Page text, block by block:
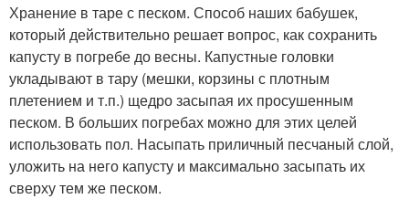
Хранение в таре с песком. Способ наших бабушек,
который действительно решает вопрос, как сохранить
капусту в погребе до весны. Капустные головки
укладывают в тару (мешки, корзины с плотным
плетением и т.п.) щедро засыпая их просушенным
песком. В больших погребах можно для этих целей
использовать пол. Насыпать приличный песчаный слой,
уложить на него капусту и максимально засыпать их
сверху тем же песком.